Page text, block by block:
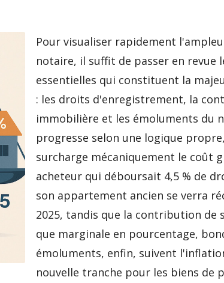
Pour visualiser rapidement
notaire, il suffit de passer en revue
essentielles qui constituent la
: les droits d'enregistrement, la
immobilière et les émoluments du
progresse selon une logique
surcharge mécaniquement le coût
acheteur qui déboursait 4,5 % de
son appartement ancien se verra
2025, tandis que la contribution de
que marginale en pourcentage,
émoluments, enfin, suivent
nouvelle tranche pour les biens de